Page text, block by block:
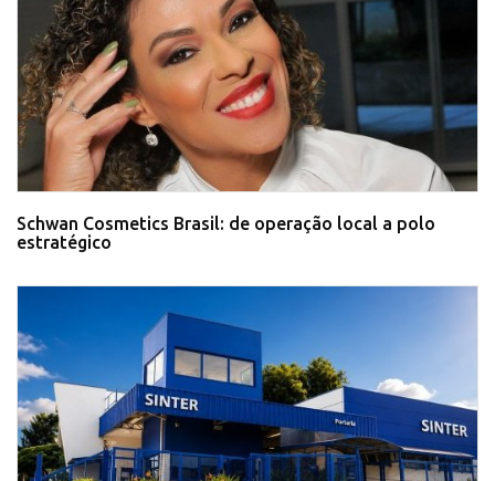
Schwan Cosmetics Brasil: de operação local a polo
estratégico